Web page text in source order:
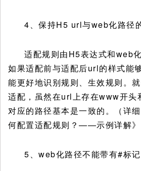
4、保持H5 url与web化路径
适配规则由H5表达式和web
如果适配前与适配后url的样式能
能更好地识别规则、生效规则。
适配，虽然在url上存在www开头
对应的路径基本是一致的。（详
何配置适配规则？——示例详解》
5、web化路径不能带有#标记